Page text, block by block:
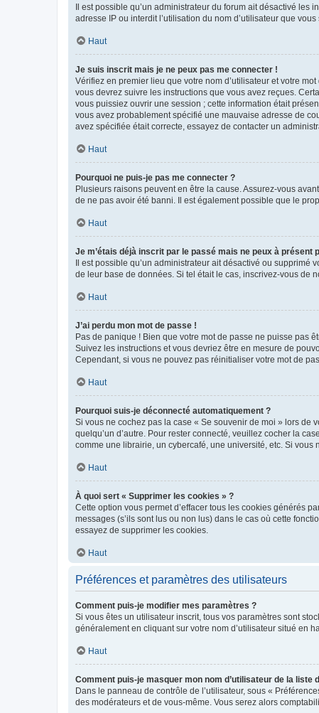
Il est possible qu’un administrateur du forum ait désactivé les
adresse IP ou interdit l’utilisation du nom d’utilisateur que
Haut
Je suis inscrit mais je ne peux pas me connecter !
Vérifiez en premier lieu que votre nom d’utilisateur et votre
vous devrez suivre les instructions que vous avez reçues.
vous puissiez ouvrir une session ; cette information était
vous avez probablement spécifié une mauvaise adresse de
avez spécifiée était correcte, essayez de contacter un
Haut
Pourquoi ne puis-je pas me connecter ?
Plusieurs raisons peuvent en être la cause. Assurez-vous
de ne pas avoir été banni. Il est également possible que le
Haut
Je m’étais déjà inscrit par le passé mais ne peux à présent
Il est possible qu’un administrateur ait désactivé ou
de leur base de données. Si tel était le cas, inscrivez-vous de
Haut
J’ai perdu mon mot de passe !
Pas de panique ! Bien que votre mot de passe ne puisse pas
Suivez les instructions et vous devriez être en mesure de
Cependant, si vous ne pouvez pas réinitialiser votre mot de
Haut
Pourquoi suis-je déconnecté automatiquement ?
Si vous ne cochez pas la case « Se souvenir de moi » lors de
quelqu’un d’autre. Pour rester connecté, veuillez cocher la
comme une librairie, un cybercafé, une université, etc. Si vous
Haut
À quoi sert « Supprimer les cookies » ?
Cette option vous permet d’effacer tous les cookies générés
messages (s’ils sont lus ou non lus) dans le cas où cette
essayez de supprimer les cookies.
Haut
Préférences et paramètres des utilisateurs
Comment puis-je modifier mes paramètres ?
Si vous êtes un utilisateur inscrit, tous vos paramètres sont
généralement en cliquant sur votre nom d’utilisateur situé en
Haut
Comment puis-je masquer mon nom d’utilisateur de la liste
Dans le panneau de contrôle de l’utilisateur, sous «
des modérateurs et de vous-même. Vous serez alors